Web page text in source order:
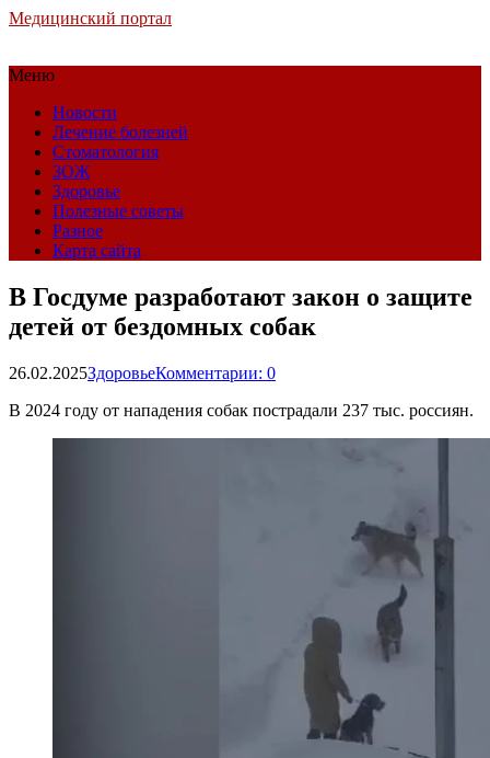
Медицинский портал
Меню
Новости
Лечение болезней
Стоматология
ЗОЖ
Здоровье
Полезные советы
Разное
Карта сайта
В Госдуме разработают закон о защите
детей от бездомных собак
26.02.2025ЗдоровьеКомментарии: 0
В 2024 году от нападения собак пострадали 237 тыс. россиян.